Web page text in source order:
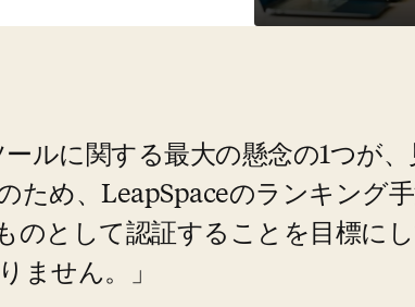
ルに関する最大の懸念の1つが
ため、LeapSpaceのランキング
のとして認証することを目標に
ません。